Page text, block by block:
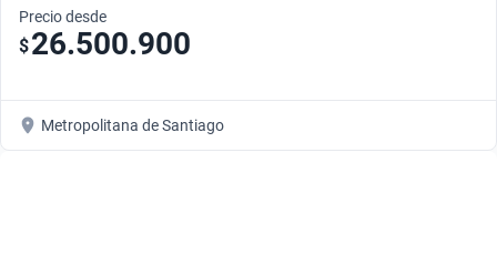
Precio desde
$26.500.900
Metropolitana de Santiago